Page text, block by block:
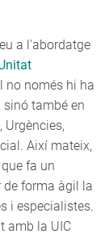
a l'abordatge
no només hi ha
també en
Urgències,
Així mateix,
fa un
de forma àgil la
i especialistes.
amb la UIC